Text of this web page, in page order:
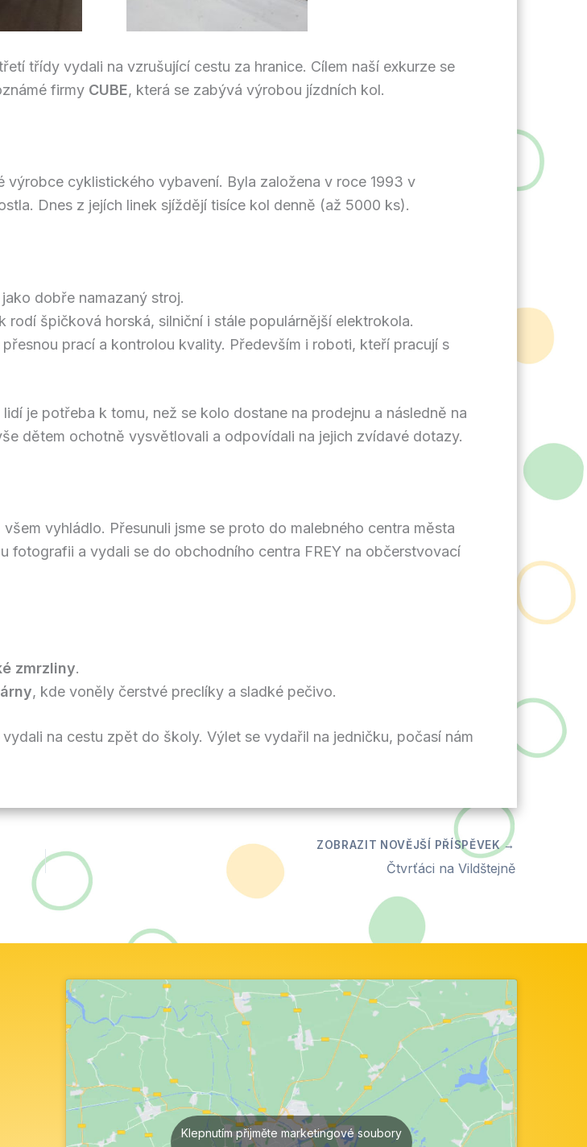
třídy vydali na vzrušující cestu za hranice. Cílem naší exkurze se
firmy CUBE, která se zabývá výrobou jízdních kol.
cyklistického vybavení. Byla založena v roce 1993 v
Dnes z jejích linek sjíždějí tisíce kol denně (až 5000 ks).
dobře namazaný stroj.
rodí špičková horská, silniční i stále populárnější elektrokola.
prací a kontrolou kvality. Především i roboti, kteří pracují s
je potřeba k tomu, než se kolo dostane na prodejnu a následně na
dětem ochotně vysvětlovali a odpovídali na jejich zvídavé dotazy.
vyhládlo. Přesunuli jsme se proto do malebného centra města
fotografii a vydali se do obchodního centra FREY na občerstvovací
zmrzliny.
, kde voněly čerstvé preclíky a sladké pečivo.
na cestu zpět do školy. Výlet se vydařil na jedničku, počasí nám
Čtvrťáci na Vildštejně
Klepnutím přijměte marketingové soubory